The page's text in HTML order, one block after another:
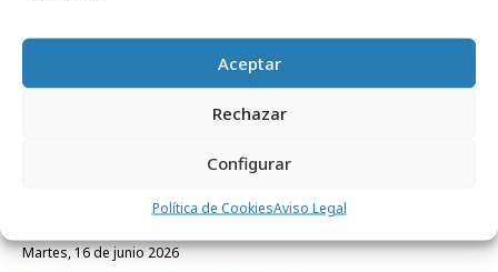
Aceptar
Rechazar
Configurar
Política de CookiesAviso Legal
martes, 16 de junio 2026